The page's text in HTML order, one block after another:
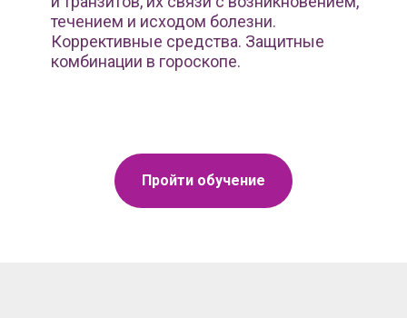
течением и исходом болезни.
Коррективные средства. Защитные
комбинации в гороскопе.
Пройти обучение